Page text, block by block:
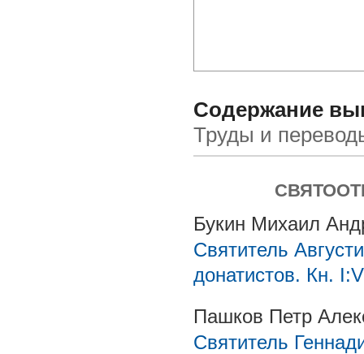
Содержание
Труды и
Букин Михаил
Святитель
донатистов. Кн.
Пашков Петр
Святитель